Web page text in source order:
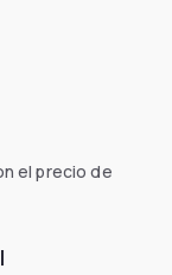
el precio de